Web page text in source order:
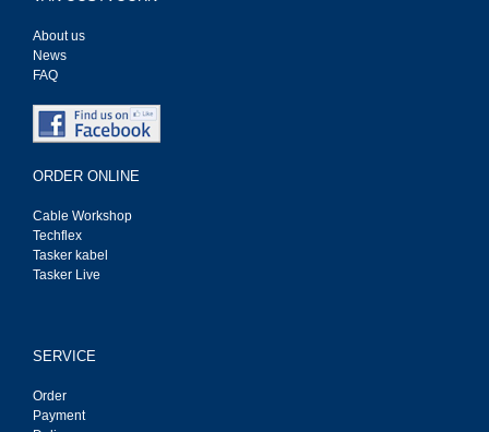
About us
News
FAQ
ORDER ONLINE
Cable Workshop
Techflex
Tasker kabel
Tasker Live
SERVICE
Order
Payment